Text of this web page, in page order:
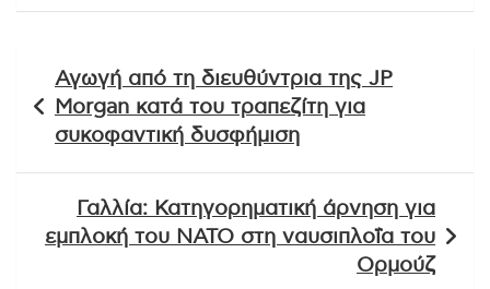
άρθρων
Αγωγή από τη διευθύντρια της JP
Morgan κατά του τραπεζίτη για
συκοφαντική δυσφήμιση
Γαλλία: Κατηγορηματική άρνηση για
εμπλοκή του ΝΑΤΟ στη ναυσιπλοΐα του
Ορμούζ